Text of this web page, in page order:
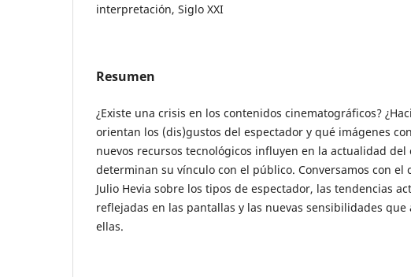
interpretación, Siglo XXI
Resumen
¿Existe una crisis en los contenidos cinematográficos?
orientan los (dis)gustos del espectador y qué imágenes
nuevos recursos tecnológicos influyen en la actualidad del
determinan su vínculo con el público. Conversamos con el
Julio Hevia sobre los tipos de espectador, las tendencias
reflejadas en las pantallas y las nuevas sensibilidades que
ellas.